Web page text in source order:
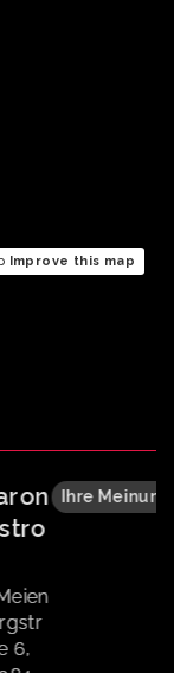
Improve this map
Meinung?